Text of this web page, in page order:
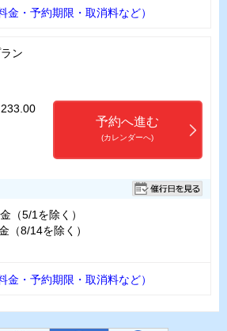
金・予約期限・取消料など）
ン
予約へ進む
(カレンダーへ)
（5/1を除く）
（8/14を除く）
金・予約期限・取消料など）